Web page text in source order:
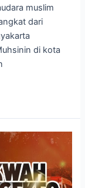
muslim
dari
di kota